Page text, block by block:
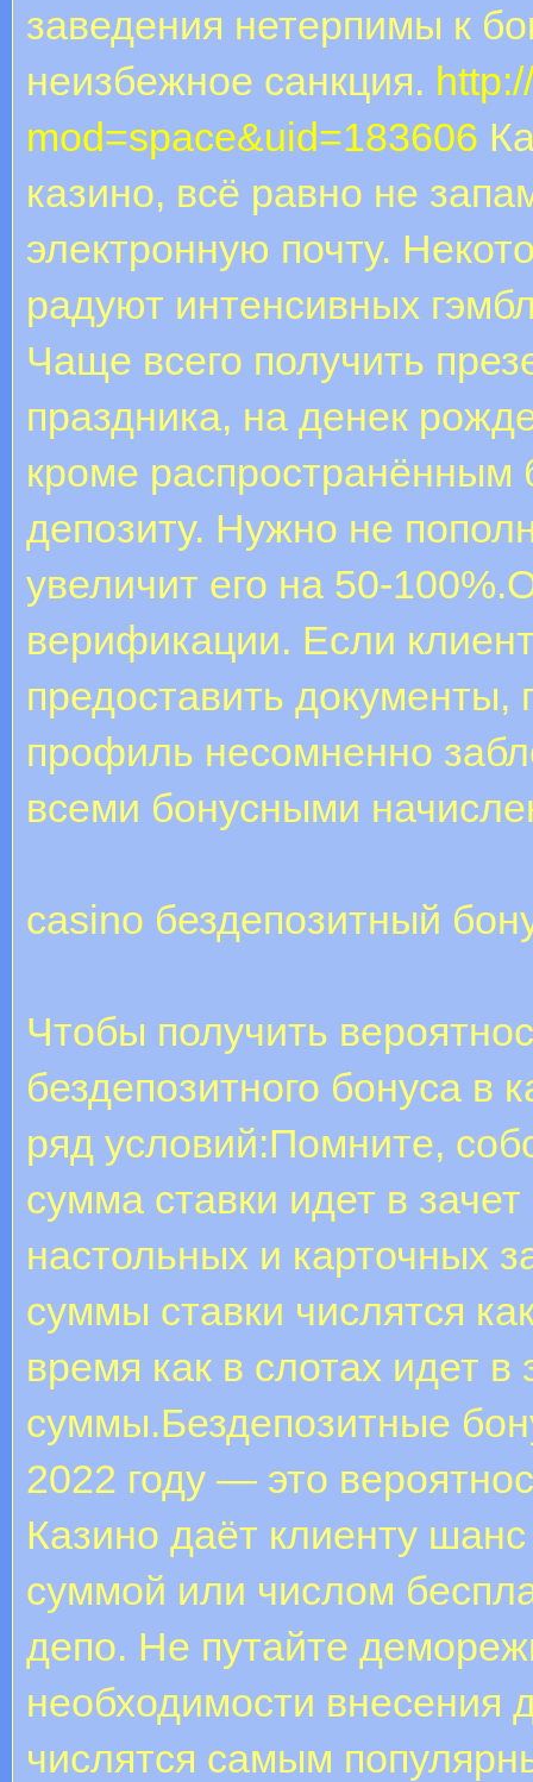
заведения нетерпимы к
неизбежное санкция.
mod=space&uid=183606
казино, всё равно не
электронную почту.
радуют интенсивных
Чаще всего получить
праздника, на денек
кроме распространённым
депозиту. Нужно не
увеличит его на 50-
верификации. Если
предоставить
профиль несомненно
всеми бонусными
casino бездепозитный
Чтобы получить
бездепозитного бонуса в
ряд условий:Помните,
сумма ставки идет в
настольных и карточных
суммы ставки числятся
время как в слотах идет
суммы.Бездепозитные
2022 году — это
Казино даёт клиенту
суммой или числом
депо. Не путайте
необходимости внесения
числятся самым